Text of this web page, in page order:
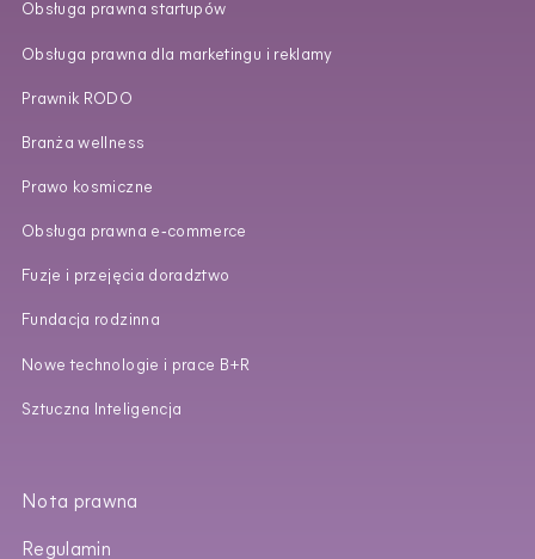
Obsługa prawna startupów
Obsługa prawna dla marketingu i reklamy
Prawnik RODO
Branża wellness
Prawo kosmiczne
Obsługa prawna e‑commerce
Fuzje i przejęcia doradztwo
Fundacja rodzinna
Nowe technologie i prace B+R
Sztuczna Inteligencja
Nota prawna
Regulamin